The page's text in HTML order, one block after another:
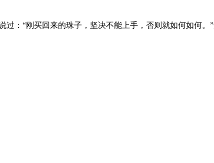
：“刚买回来的珠子，坚决不能上手，否则就如何如何。